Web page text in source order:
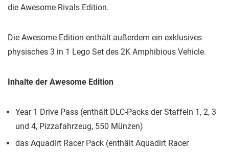
die Awesome Rivals Edition.
Die Awesome Edition enthält außerdem ein exklusives
physisches 3 in 1 Lego Set des 2K Amphibious Vehicle.
Inhalte der Awesome Edition
Year 1 Drive Pass (enthält DLC-Packs der Staffeln 1, 2, 3
und 4, Pizzafahrzeug, 550 Münzen)
das Aquadirt Racer Pack (enthält Aquadirt Racer